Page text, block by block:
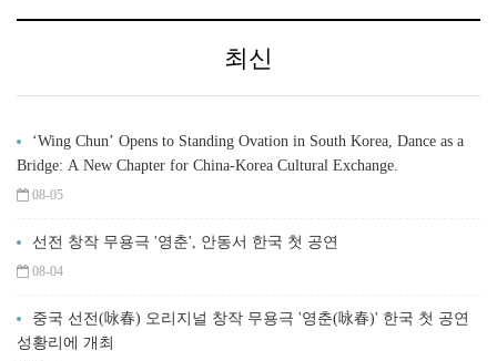
최신
‘Wing Chun’ Opens to Standing Ovation in South Korea, Dance as a
Bridge: A New Chapter for China-Korea Cultural Exchange.
08-05
선전 창작 무용극 '영춘', 안동서 한국 첫 공연
08-04
중국 선전(咏春) 오리지널 창작 무용극 '영춘(咏春)' 한국 첫 공연
성황리에 개최